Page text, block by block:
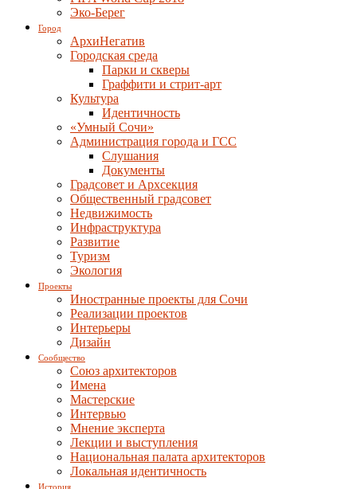
Эко-Берег
Город
АрхиНегатив
Городская среда
Парки и скверы
Граффити и стрит-арт
Культура
Идентичность
«Умный Сочи»
Администрация города и ГСС
Слушания
Документы
Градсовет и Архсекция
Общественный градсовет
Недвижимость
Инфраструктура
Развитие
Туризм
Экология
Проекты
Иностранные проекты для Сочи
Реализации проектов
Интерьеры
Дизайн
Сообщество
Союз архитекторов
Имена
Мастерские
Интервью
Мнение эксперта
Лекции и выступления
Национальная палата архитекторов
Локальная идентичность
История